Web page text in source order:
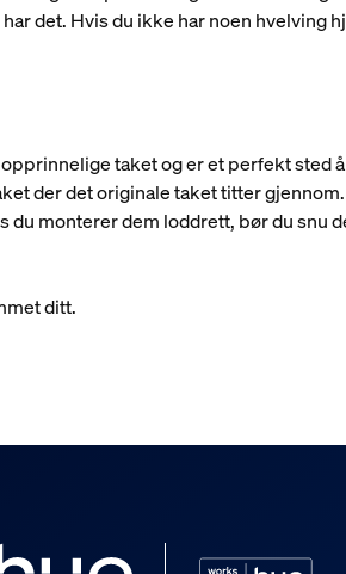
det. Hvis du ikke har noen hvelving
taket og er et perfekt sted
der det originale taket titter
monterer dem loddrett, bør du snu
ditt.